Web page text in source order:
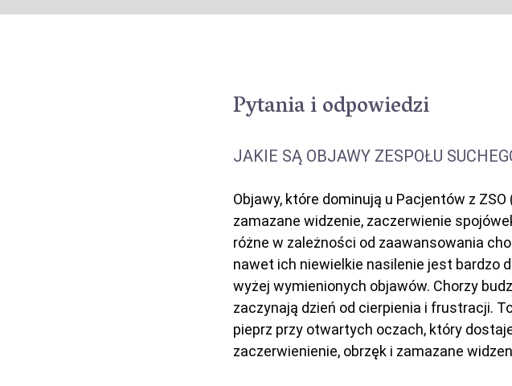
Pytania i odpowiedzi
JAKIE SĄ OBJAWY ZESPOŁU
Objawy, które dominują u Pacjentów z
zamazane widzenie, zaczerwienie
różne w zależności od zaawansowania
nawet ich niewielkie nasilenie jest bardzo
wyżej wymienionych objawów. Chorzy
zaczynają dzień od cierpienia i frustracji.
pieprz przy otwartych oczach, który
zaczerwienienie, obrzęk i zamazane